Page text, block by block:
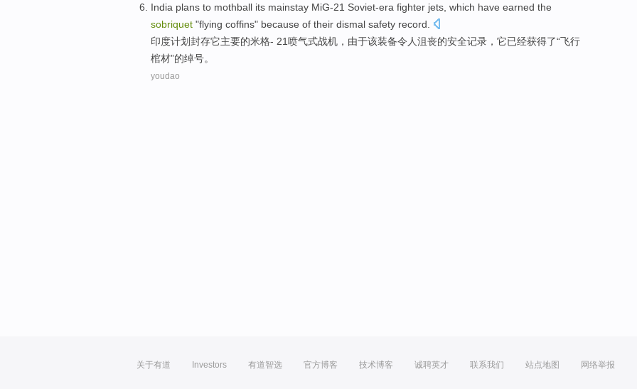
India plans to mothball its mainstay MiG-21 Soviet-era fighter jets which have earned the
sobriquet "flying coffins" because of their dismal safety record
印度计划封存它主要的米格- 21喷气式战机 ， 由于该装备令人沮丧的安全记录， 它已经获得了“飞行
棺材”的绰号。
youdao
关于有道 Investors 有道智选 官方博客 技术博客 诚聘英才 联系我们 站点地图 网络举报